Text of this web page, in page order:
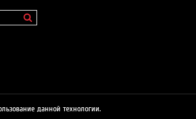
данной технологии.